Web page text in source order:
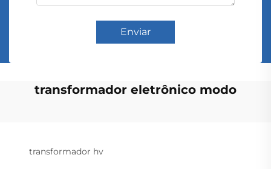
Enviar
transformador eletrônico modo
transformador hv